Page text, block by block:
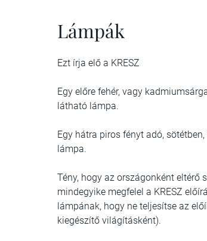
Lámpák
Ezt írja elő a KRESZ
Egy előre fehér, vagy
látható lámpa.
Egy hátra piros fényt adó,
lámpa.
Tény, hogy az országonként
mindegyike megfelel a KRESZ
lámpának, hogy ne teljesítse az
kiegészítő világításként).